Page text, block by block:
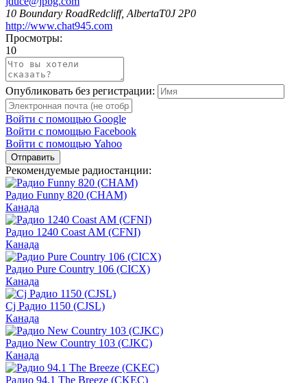
10 Boundary RoadRedcliff, AlbertaT0J 2P0
http://www.chat945.com
Просмотры:
10
Опубликовать без регистрации:
Войти с помощью Google
Войти с помощью Facebook
Войти с помощью Yahoo
Отправить
Рекомендуемые радиостанции:
Радио Funny 820 (CHAM)
Канада
Радио 1240 Coast AM (CFNI)
Канада
Радио Pure Country 106 (CICX)
Канада
Cj Радио 1150 (CJSL)
Канада
Радио New Country 103 (CJKC)
Канада
Радио 94.1 The Breeze (CKEC)